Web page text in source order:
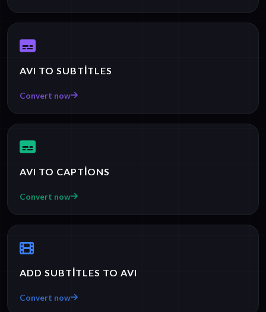
AVI TO SUBTITLES
Convert now
AVI TO CAPTIONS
Convert now
ADD SUBTITLES TO AVI
Convert now